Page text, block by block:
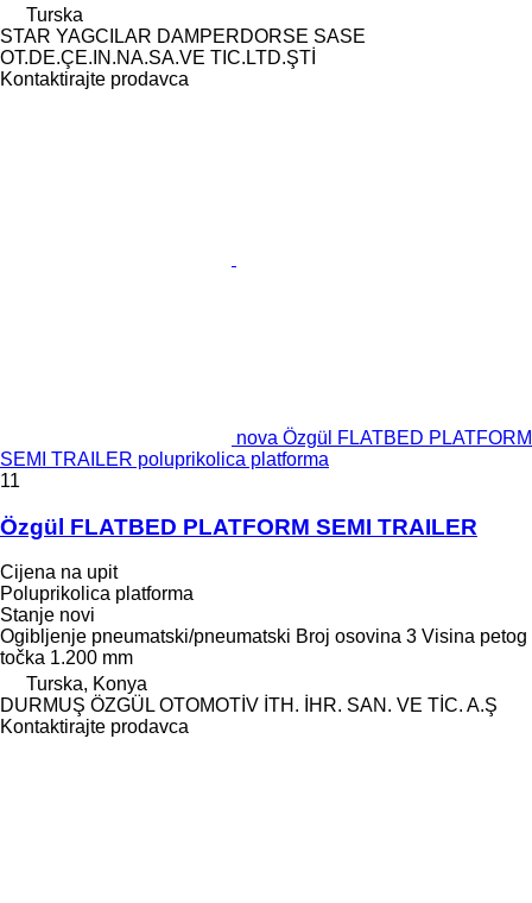
Turska
STAR YAGCILAR DAMPERDORSE SASE
OT.DE.ÇE.IN.NA.SA.VE TIC.LTD.ŞTİ
Kontaktirajte prodavca
nova Özgül FLATBED PLATFORM
SEMI TRAILER poluprikolica platforma
11
Özgül FLATBED PLATFORM SEMI TRAILER
Cijena na upit
Poluprikolica platforma
Stanje novi
Ogibljenje pneumatski/pneumatski Broj osovina 3 Visina petog
točka 1.200 mm
Turska, Konya
DURMUŞ ÖZGÜL OTOMOTİV İTH. İHR. SAN. VE TİC. A.Ş
Kontaktirajte prodavca